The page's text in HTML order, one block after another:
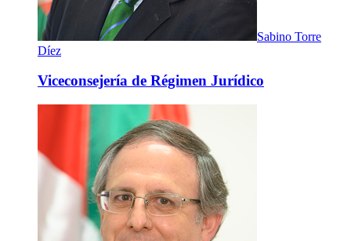
Sabino Torre
Díez
Viceconsejería de Régimen Jurídico